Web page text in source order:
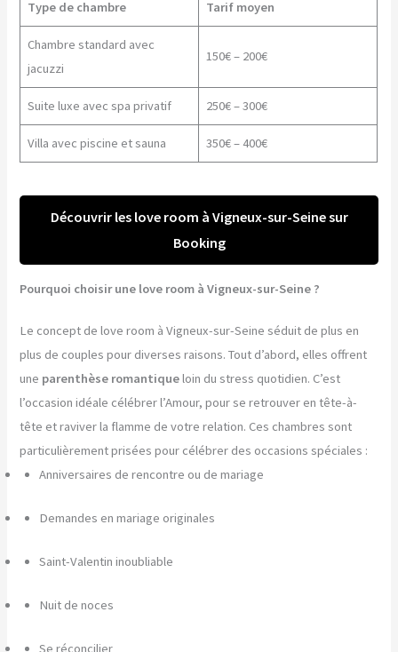
Type de chambre
Tarif moyen
Chambre standard avec
jacuzzi
150€ – 200€
Suite luxe avec spa privatif 250€ – 300€
Villa avec piscine et sauna 350€ – 400€
Découvrir les love room à Vigneux-sur-Seine sur
Booking
Pourquoi choisir une love room à Vigneux-sur-Seine ?
Le concept de love room à Vigneux-sur-Seine séduit de plus en
plus de couples pour diverses raisons. Tout d’abord, elles offrent
une parenthèse romantiqueloin du stress quotidien. C’est
l’occasion idéale célébrer l’Amour, pour se retrouver en tête-à-
tête et raviver la flamme de votre relation. Ces chambres sont
particulièrement prisées pour célébrer des occasions spéciales :
Anniversaires de rencontre ou de mariage
Demandes en mariage originales
Saint-Valentin inoubliable
Nuit de noces
Se réconcilier